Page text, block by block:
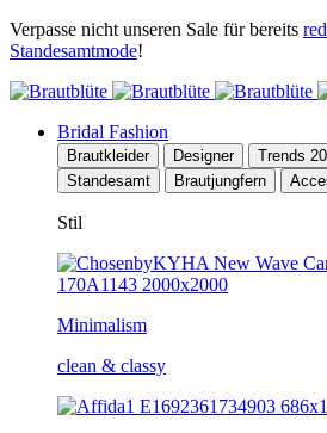
Verpasse nicht unseren Sale für bereits
Standesamtmode!
Bridal Fashion
Brautkleider Designer Trends
Standesamt
Brautjungfern
Stil
Minimalism
clean & classy